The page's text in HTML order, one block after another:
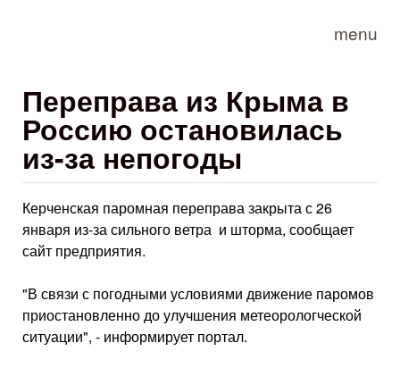
menu
Переправа из Крыма в
Россию остановилась
из-за непогоды
Керченская паромная переправа закрыта с 26
января из-за сильного ветра и шторма, сообщает
сайт предприятия.
"В связи с погодными условиями движение паромов
приостановленно до улучшения метеорологческой
ситуации", - информирует портал.